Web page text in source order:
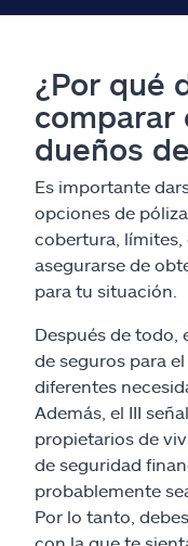
¿Por qué
comparar
dueños
Es importante
opciones de
cobertura, límites,
asegurarse de
para tu situación.
Después de todo,
de seguros para
diferentes
Además, el III
propietarios de
de seguridad
probablemente
Por lo tanto,